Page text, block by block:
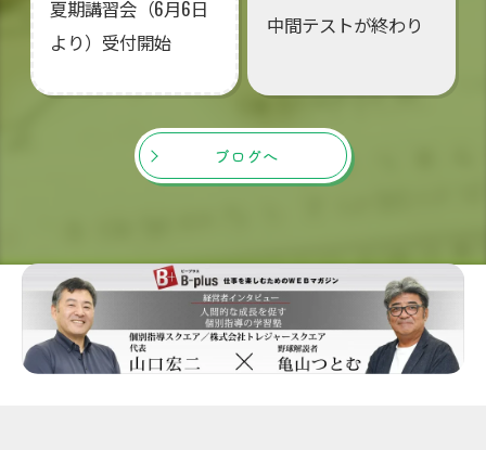
夏期講習会（6月6日
より）受付開始
中間テストが終わり
ブログへ